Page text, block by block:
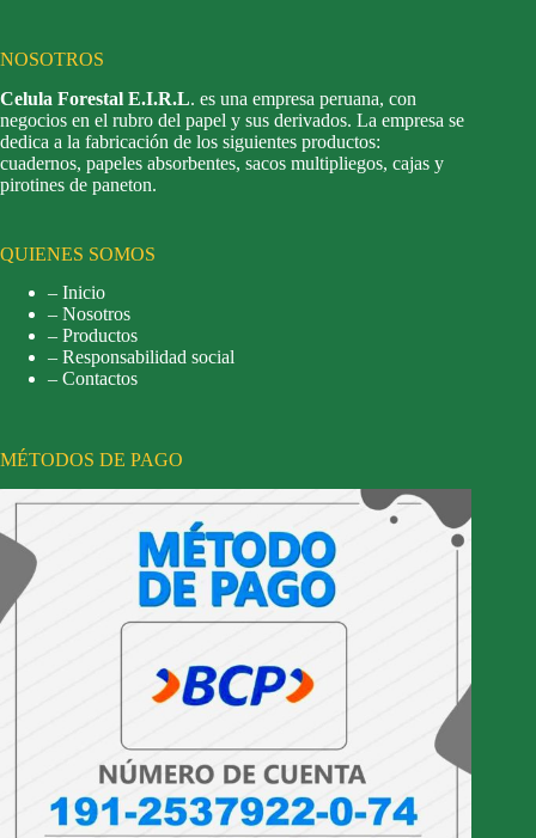
NOSOTROS
Celula Forestal E.I.R.L. es una empresa peruana, con
negocios en el rubro del papel y sus derivados. La empresa se
dedica a la fabricación de los siguientes productos:
cuadernos, papeles absorbentes, sacos multipliegos, cajas y
pirotines de paneton.
QUIENES SOMOS
– Inicio
– Nosotros
– Productos
– Responsabilidad social
– Contactos
MÉTODOS DE PAGO